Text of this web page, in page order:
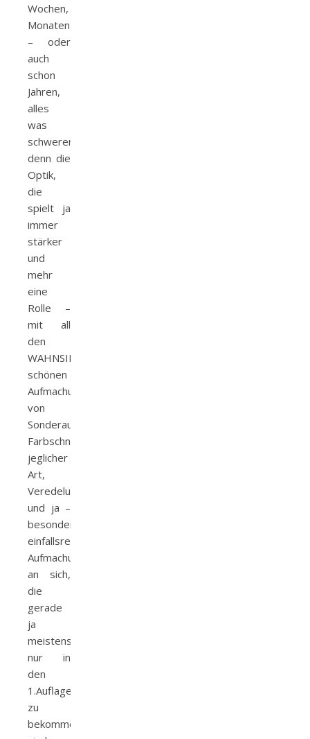
Wochen,
Monaten
– oder
auch
schon
Jahren,
alles
was
schwerer,
denn die
Optik,
die
spielt ja
immer
stärker
und
mehr
eine
Rolle –
mit all
den
WAHNSINNIG
schönen
Aufmachungen
von
Sonderausgaben,
Farbschnitten
jeglicher
Art,
Veredelungen
und ja –
besonders
einfallsreichen
Aufmachungen
an sich,
die
gerade
ja
meistens
nur in
den
1.Auflagen
zu
bekommen